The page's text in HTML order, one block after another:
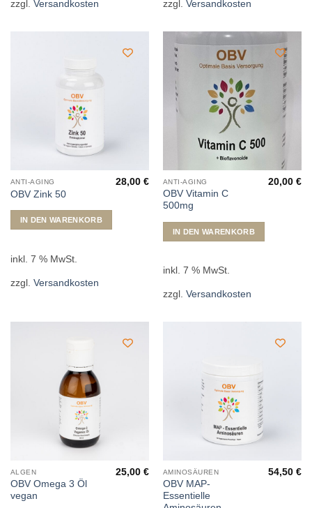
zzgl. Versandkosten zzgl. Versandkosten
ANTI-AGING
OBV Zink 50
28,00€
IN DEN WARENKORB
inkl. 7 % MwSt.
zzgl. Versandkosten
ANTI-AGING
OBV Vitamin C
500mg
20,00€
IN DEN WARENKORB
inkl. 7 % MwSt.
zzgl. Versandkosten
ALGEN
OBV Omega 3 Öl
vegan
25,00€ AMINOSÄUREN
OBV MAP-
Essentielle
54,50€